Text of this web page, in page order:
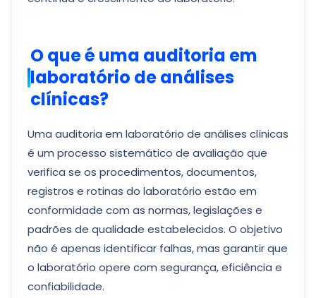
O que é uma auditoria em
laboratório de análises
clínicas?
Uma auditoria em laboratório de análises clínicas
é um processo sistemático de avaliação que
verifica se os procedimentos, documentos,
registros e rotinas do laboratório estão em
conformidade com as normas, legislações e
padrões de qualidade estabelecidos. O objetivo
não é apenas identificar falhas, mas garantir que
o laboratório opere com segurança, eficiência e
confiabilidade.